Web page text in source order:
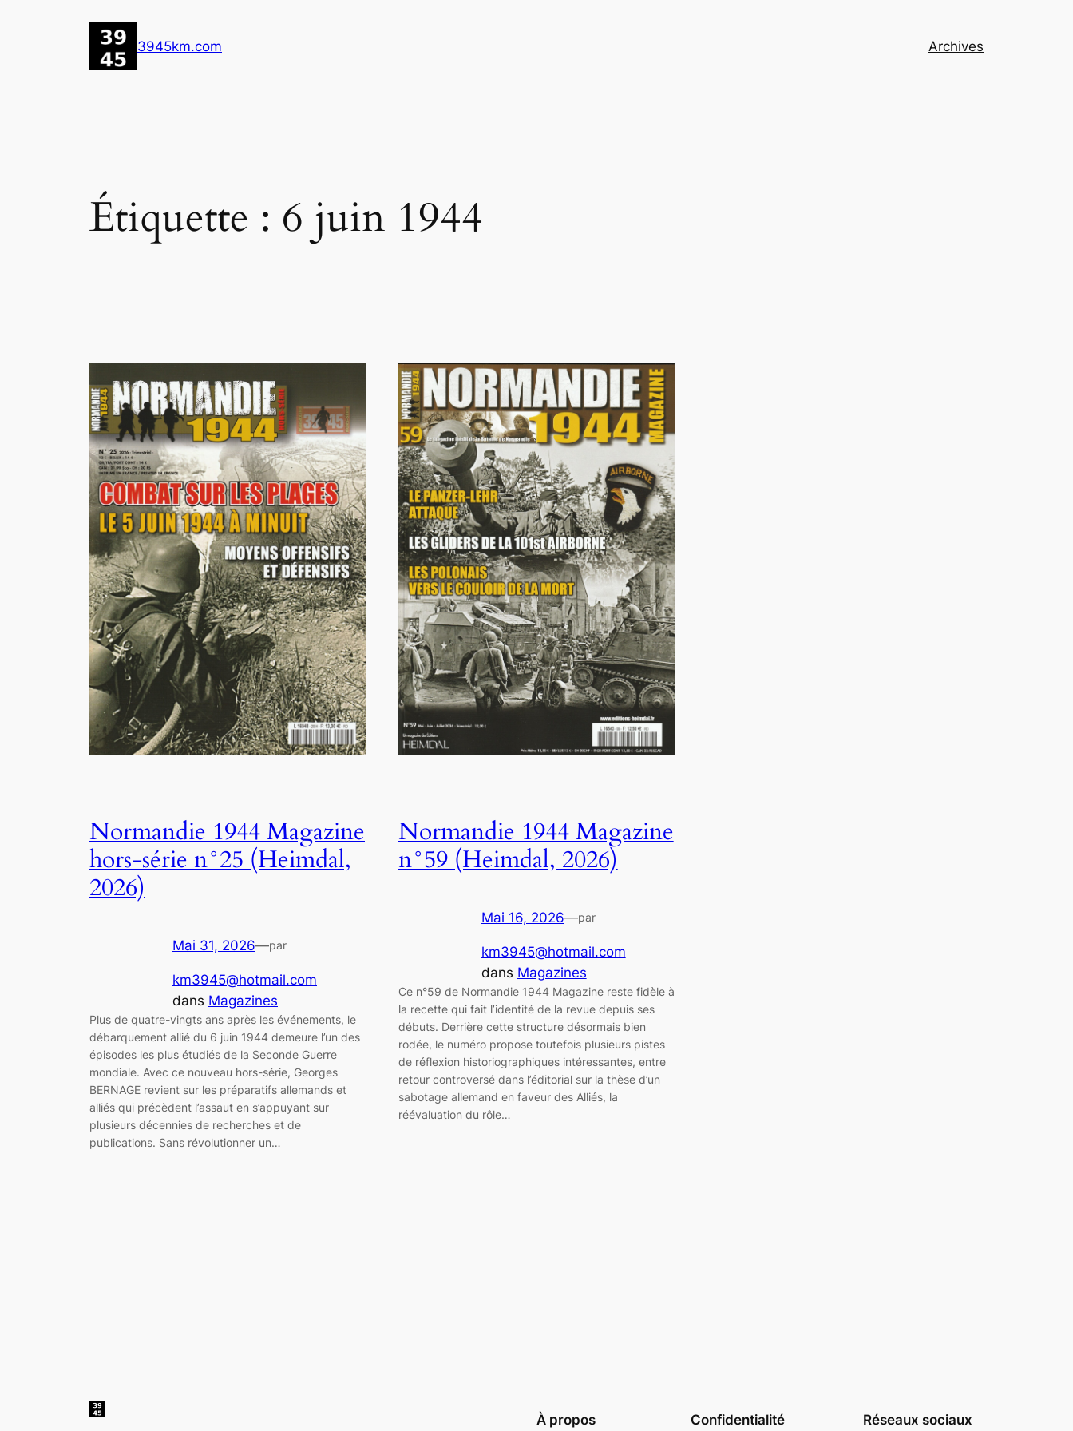
3945km.com Archives
Étiquette : 6 juin 1944
Normandie 1944 Magazine
hors-série n°25 (Heimdal,
2026)
Mai 31, 2026—par
km3945@hotmail.com
dans Magazines
Plus de quatre-vingts ans après les événements, le
débarquement allié du 6 juin 1944 demeure l’un des
épisodes les plus étudiés de la Seconde Guerre
mondiale. Avec ce nouveau hors-série, Georges
BERNAGE revient sur les préparatifs allemands et
alliés qui précèdent l’assaut en s’appuyant sur
plusieurs décennies de recherches et de
publications. Sans révolutionner un…
Normandie 1944 Magazine
n°59 (Heimdal, 2026)
Mai 16, 2026—par
km3945@hotmail.com
dans Magazines
Ce n°59 de Normandie 1944 Magazine reste fidèle à
la recette qui fait l’identité de la revue depuis ses
débuts. Derrière cette structure désormais bien
rodée, le numéro propose toutefois plusieurs pistes
de réflexion historiographiques intéressantes, entre
retour controversé dans l’éditorial sur la thèse d’un
sabotage allemand en faveur des Alliés, la
réévaluation du rôle…
À propos Confidentialité Réseaux sociaux